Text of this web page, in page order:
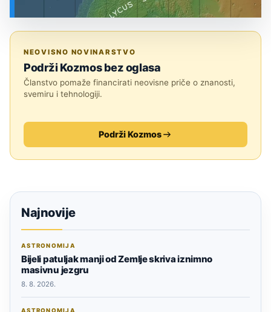
NEOVISNO NOVINARSTVO
Podrži Kozmos bez oglasa
Članstvo pomaže financirati neovisne priče o znanosti,
svemiru i tehnologiji.
Podrži Kozmos
Najnovije
ASTRONOMIJA
Bijeli patuljak manji od Zemlje skriva iznimno
masivnu jezgru
8. 8. 2026.
ASTRONOMIJA